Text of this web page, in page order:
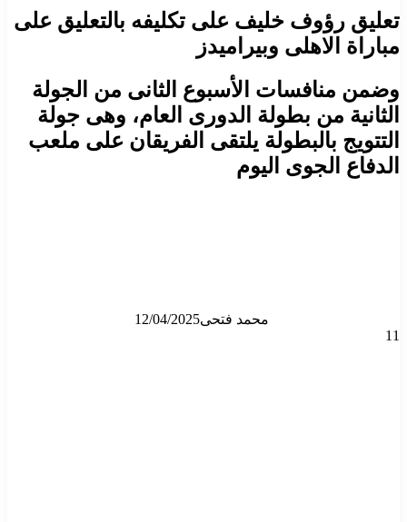
تعليق رؤوف خليف على تكليفه بالتعليق على
مباراة الاهلى وبيراميدز
وضمن منافسات الأسبوع الثانى من الجولة
الثانية من بطولة الدورى العام، وهى جولة
التتويج بالبطولة يلتقى الفريقان على ملعب
الدفاع الجوى اليوم
محمد فتحى12/04/2025
11